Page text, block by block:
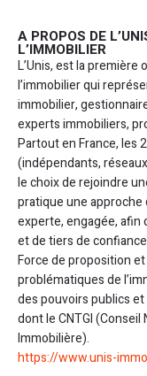
A PROPOS DE
L’IMMOBILIER
L’Unis, est la
l’immobilier qui
immobilier,
experts immobiliers,
Partout en France, les
(indépendants,
le choix de rejoindre
pratique une approche
experte, engagée, afin
et de tiers de
Force de proposition
problématiques de
des pouvoirs publics
dont le CNTGI
Immobilière).
https://www.unis-